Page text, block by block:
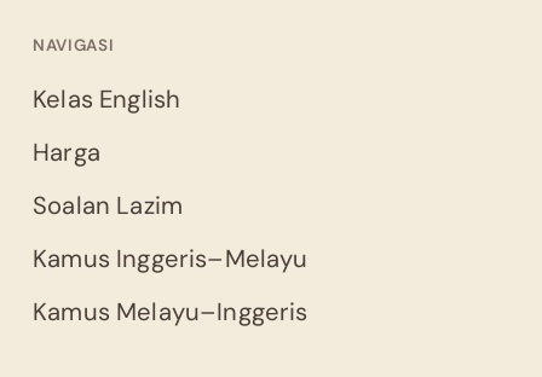
NAVIGASI
Kelas English
Harga
Soalan Lazim
Kamus Inggeris–Melayu
Kamus Melayu–Inggeris